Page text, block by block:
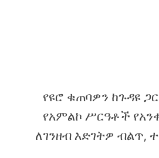
የዩሮ ቁጠባዎን ከጉዳዩ
የአምልኮ ሥርዓቶች
ለገንዘብ እድገትዎ